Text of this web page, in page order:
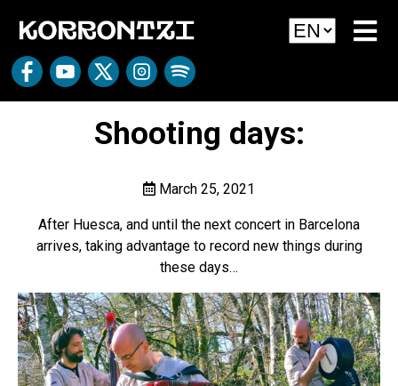
Shooting days:
March 25, 2021
After Huesca, and until the next concert in Barcelona
arrives, taking advantage to record new things during
these days…